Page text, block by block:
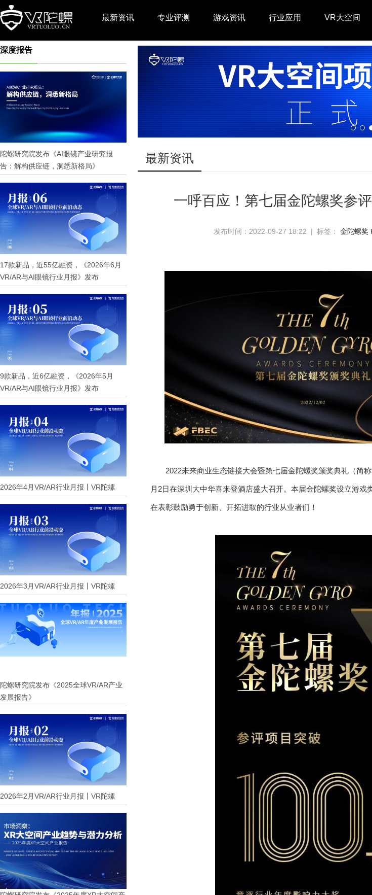
最新资讯 专业评测 游戏资讯 行业应用 VR大空间
深度报告
陀螺研究院发布《AI眼镜产业研究报
告：解构供应链，洞悉新格局》
17款新品，近55亿融资，《2026年6月
VR/AR与AI眼镜行业月报》发布
9款新品，近6亿融资，《2026年5月
VR/AR与AI眼镜行业月报》发布
2026年4月VR/AR行业月报丨VR陀螺
2026年3月VR/AR行业月报丨VR陀螺
陀螺研究院发布《2025全球VR/AR产业
发展报告》
2026年2月VR/AR行业月报丨VR陀螺
最新资讯
一呼百应！第七届金陀螺奖参
发布时间：2022-09-27 18:22 | 标签： 金陀螺奖
2022未来商业生态链接大会暨第七届金陀螺奖颁奖典礼（简
月2日在深圳大中华喜来登酒店盛大召开。本届金陀螺奖设立游
在表彰鼓励勇于创新、开拓进取的行业从业者们！